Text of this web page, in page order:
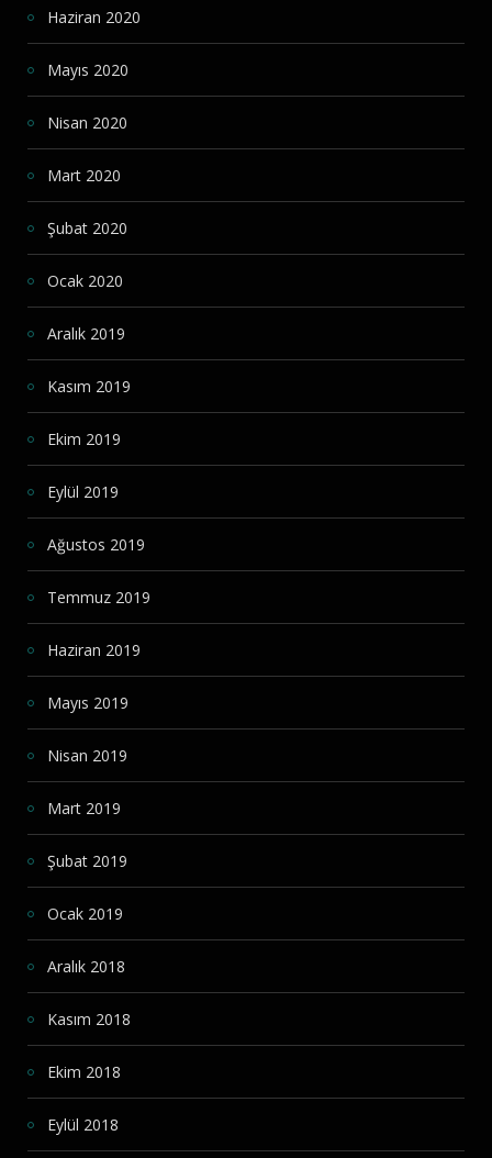
Haziran 2020
Mayıs 2020
Nisan 2020
Mart 2020
Şubat 2020
Ocak 2020
Aralık 2019
Kasım 2019
Ekim 2019
Eylül 2019
Ağustos 2019
Temmuz 2019
Haziran 2019
Mayıs 2019
Nisan 2019
Mart 2019
Şubat 2019
Ocak 2019
Aralık 2018
Kasım 2018
Ekim 2018
Eylül 2018